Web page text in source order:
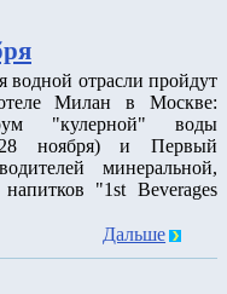
водной отрасли пройдут
Милан в Москве:
"кулерной" воды
ноября) и Первый
минеральной,
"1st Beverages
Дальше